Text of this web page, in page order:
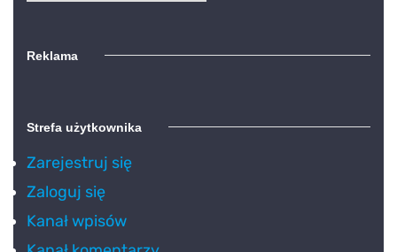
Reklama
Strefa użytkownika
Zarejestruj się
Zaloguj się
Kanał wpisów